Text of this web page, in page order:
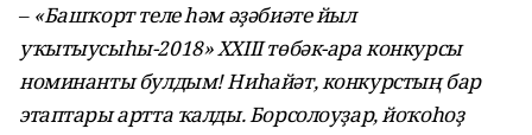
– «Башҡорт теле һәм әҙәбиәте йыл
уҡытыусыһы-2018» XXIII төбәк-ара конкурсы
номинанты булдым! Ниһайәт, конкурстың бар
этаптары артта ҡалды. Борсолоуҙар, йоҡоһоҙ